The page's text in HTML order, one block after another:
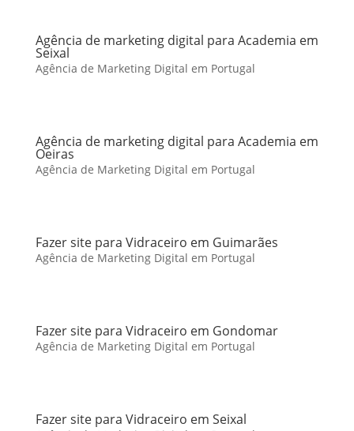
Agência de marketing digital para Academia em
Seixal
Agência de Marketing Digital em Portugal
Agência de marketing digital para Academia em
Oeiras
Agência de Marketing Digital em Portugal
Fazer site para Vidraceiro em Guimarães
Agência de Marketing Digital em Portugal
Fazer site para Vidraceiro em Gondomar
Agência de Marketing Digital em Portugal
Fazer site para Vidraceiro em Seixal